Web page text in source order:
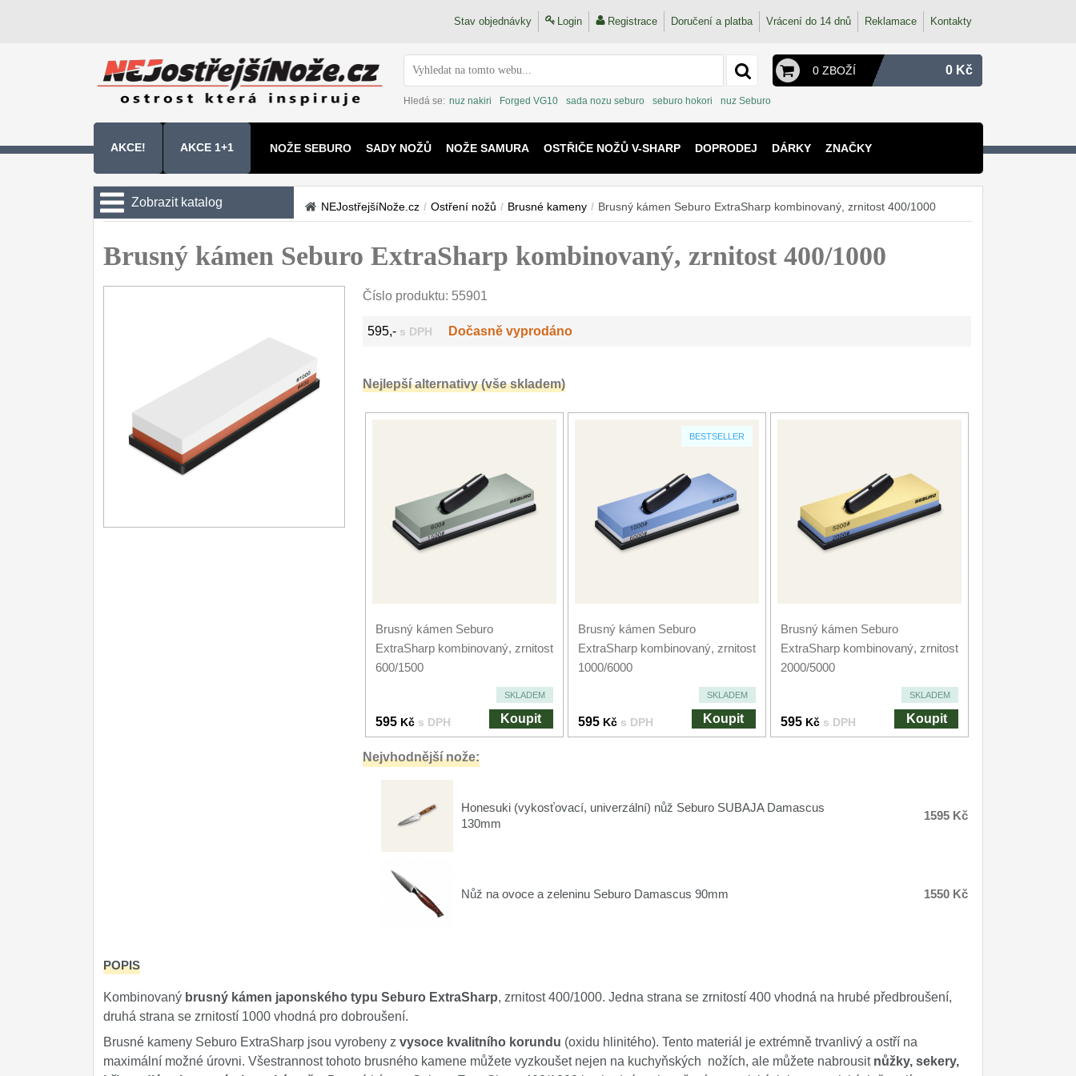
Stav objednávky Login Registrace Doručení a platba Vrácení do 14 dnů Reklamace Kontakty
0 ZBOŽÍ 0 Kč
Hledá se: nuz nakiri Forged VG10 sada nozu seburo seburo hokori nuz Seburo
AKCE! AKCE 1+1 NOŽE SEBURO SADY NOŽŮ NOŽE SAMURA OSTŘIČE NOŽŮ V-SHARP DOPRODEJ DÁRKY ZNAČKY
Zobrazit katalog
Zavírací nože
Brusné kameny
Doplňky a díly 4
Nože Tojiro
NEJostřejšíNože.cz / Ostření nožů / Brusné kameny / Brusný kámen Seburo ExtraSharp kombinovaný, zrnitost 400/1000
Brusný kámen Seburo ExtraSharp kombinovaný, zrnitost 400/1000
Číslo produktu: 55901
595,- s DPH Dočasně vyprodáno
Nejlepší alternativy (vše skladem)
Brusný kámen Seburo
ExtraSharp kombinovaný, zrnitost
600/1500
SKLADEM
595 Kč s DPH Koupit
BESTSELLER
Brusný kámen Seburo
ExtraSharp kombinovaný, zrnitost
1000/6000
SKLADEM
595 Kč s DPH Koupit
Brusný kámen Seburo
ExtraSharp kombinovaný, zrnitost
2000/5000
SKLADEM
595 Kč s DPH Koupit
Nejvhodnější nože:
Honesuki (vykosťovací, univerzální) nůž Seburo SUBAJA Damascus
130mm
1595 Kč
Nůž na ovoce a zeleninu Seburo Damascus 90mm 1550 Kč
POPIS
Kombinovaný brusný kámen japonského typu Seburo ExtraSharp, zrnitost 400/1000. Jedna strana se zrnitostí 400 vhodná na hrubé předbroušení,
druhá strana se zrnitostí 1000 vhodná pro dobroušení.
Brusné kameny Seburo ExtraSharp jsou vyrobeny z vysoce kvalitního korundu (oxidu hlinitého). Tento materiál je extrémně trvanlivý a ostří na
maximální možné úrovni. Všestrannost tohoto brusného kamene můžete vyzkoušet nejen na kuchyňských nožích, ale můžete nabrousit nůžky, sekery,